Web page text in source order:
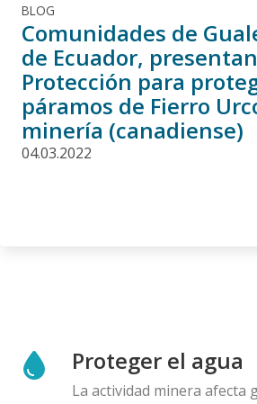
BLOG
Comunidades de
de Ecuador,
Protección para
páramos de Fierro
minería (canadiense)
04.03.2022
Proteger el agua
La actividad minera afecta